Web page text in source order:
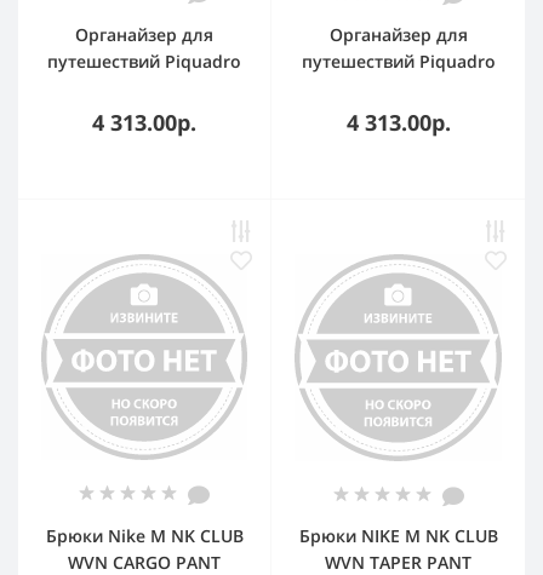
Органайзер для
путешествий Piquadro
280х190х90мм
полиэстер черный
4 313.00р.
Органайзер для
путешествий Piquadro
380х300х90мм
полиэстер черный
4 313.00р.
Брюки Nike M NK CLUB
WVN CARGO PANT
Брюки NIKE M NK CLUB
WVN TAPER PANT